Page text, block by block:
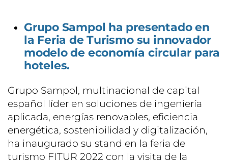
Grupo Sampol ha presentado en
la Feria de Turismo su innovador
modelo de economía circular para
hoteles.
Grupo Sampol, multinacional de capital
español líder en soluciones de ingeniería
aplicada, energías renovables, eficiencia
energética, sostenibilidad y digitalización,
ha inaugurado su stand en la feria de
turismo FITUR 2022 con la visita de la